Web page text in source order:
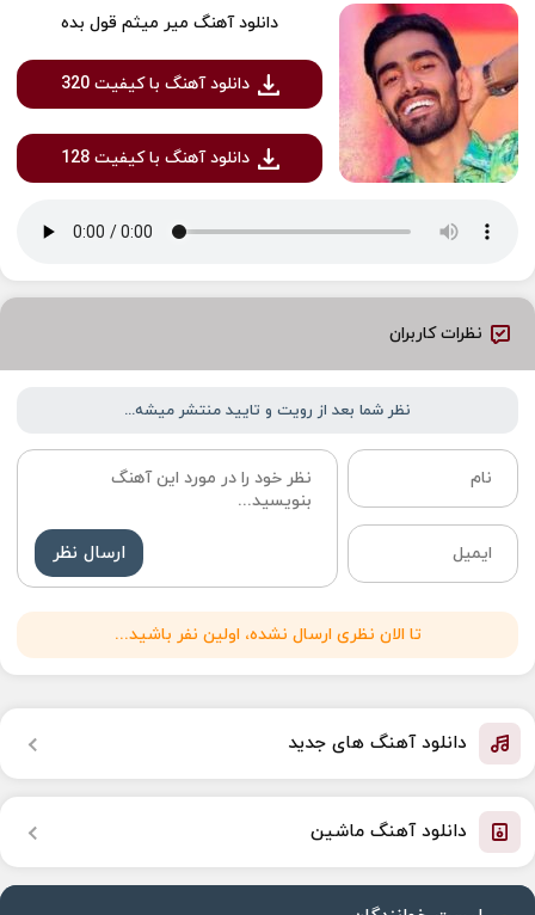
دانلود آهنگ میر میثم قول بده
دانلود آهنگ با کیفیت 320
دانلود آهنگ با کیفیت 128
نظرات کاربران
نظر شما بعد از رویت و تایید منتشر میشه...
ارسال نظر
تا الان نظری ارسال نشده، اولین نفر باشید...
دانلود آهنگ های جدید
دانلود آهنگ ماشین